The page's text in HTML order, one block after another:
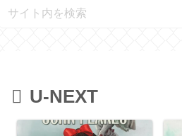
U-NEXT